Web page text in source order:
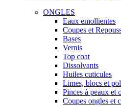
ONGLES
Eaux emollientes
Coupes et
Bases
Vernis
Top coat
Dissolvants
Huiles cuticules
Limes, blocs et
Pinces à peaux et
Coupes ongles et